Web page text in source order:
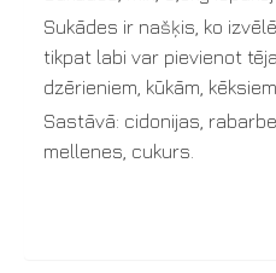
Sukādes ir našķis, ko
tikpat labi var pievienot
dzērieniem, kūkām,
Sastāvā: cidonijas,
mellenes, cukurs.